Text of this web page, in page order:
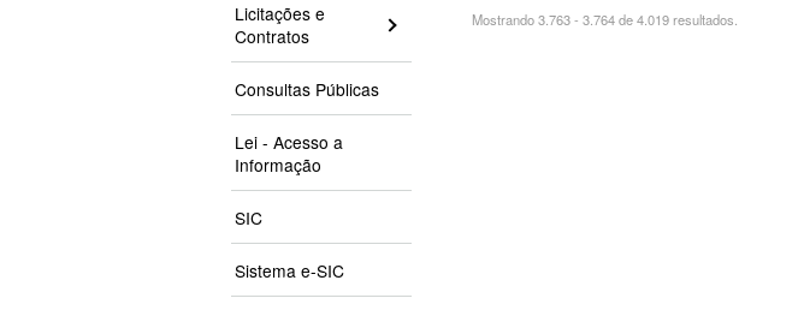
Licitações e
Contratos
Consultas Públicas
Lei - Acesso a
Informação
SIC
Sistema e-SIC
Mostrando 3.763 - 3.764 de 4.019 resultados.